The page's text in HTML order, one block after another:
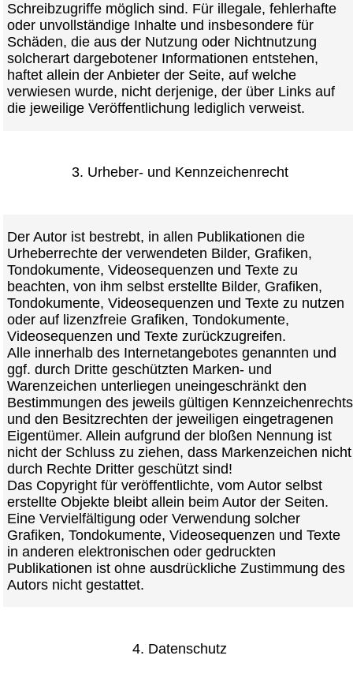
Schreibzugriffe möglich sind. Für illegale, fehlerhafte
oder unvollständige Inhalte und insbesondere für
Schäden, die aus der Nutzung oder Nichtnutzung
solcherart dargebotener Informationen entstehen,
haftet allein der Anbieter der Seite, auf welche
verwiesen wurde, nicht derjenige, der über Links auf
die jeweilige Veröffentlichung lediglich verweist.
3. Urheber- und Kennzeichenrecht
Der Autor ist bestrebt, in allen Publikationen die
Urheberrechte der verwendeten Bilder, Grafiken,
Tondokumente, Videosequenzen und Texte zu
beachten, von ihm selbst erstellte Bilder, Grafiken,
Tondokumente, Videosequenzen und Texte zu nutzen
oder auf lizenzfreie Grafiken, Tondokumente,
Videosequenzen und Texte zurückzugreifen.
Alle innerhalb des Internetangebotes genannten und
ggf. durch Dritte geschützten Marken- und
Warenzeichen unterliegen uneingeschränkt den
Bestimmungen des jeweils gültigen Kennzeichenrechts
und den Besitzrechten der jeweiligen eingetragenen
Eigentümer. Allein aufgrund der bloßen Nennung ist
nicht der Schluss zu ziehen, dass Markenzeichen nicht
durch Rechte Dritter geschützt sind!
Das Copyright für veröffentlichte, vom Autor selbst
erstellte Objekte bleibt allein beim Autor der Seiten.
Eine Vervielfältigung oder Verwendung solcher
Grafiken, Tondokumente, Videosequenzen und Texte
in anderen elektronischen oder gedruckten
Publikationen ist ohne ausdrückliche Zustimmung des
Autors nicht gestattet.
4. Datenschutz